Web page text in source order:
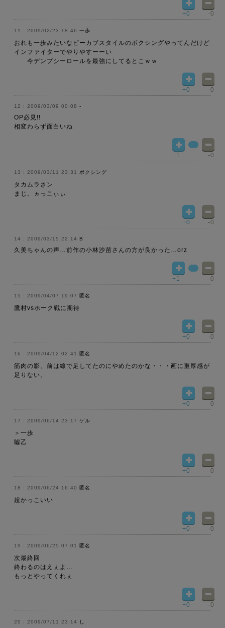
+0 -0
2009/02/23 18:46 一歩
おれも一歩みたいなピーカブスタイルのボクシングやってんだけど
インファイターでやりやすーーい
今デンプシーロールを最強にしてるとこｗｗ
+0 -0
2009/03/09 00:08 -
OP必見!!
相変わらず面白いね
+1 -0
2009/03/11 23:31 ボクシング
タカムラさン
まじ。ヵっこぃぃ
+0 -0
2009/03/15 22:14 B
久美ちゃんの声…前作の小林沙苗さんの方が良かった…orz
+1 -0
2009/04/07 19:07 匿名
鷹村vsホーク戦に期待
+0 -0
2009/04/12 02:41 匿名
筋肉の影、前は線で足してたのにやめたのかな・・・画に重厚感が
足りない。
+0 -0
2009/06/14 23:17 ゲル
＞一歩
嘘乙
+0 -0
2009/06/24 16:40 匿名
超かっこいい
+0 -0
2009/06/25 07:01 匿名
次最終回
終わるのはえぇよ…
もっとやってくれぇ
+0 -0
2009/07/11 23:14 し